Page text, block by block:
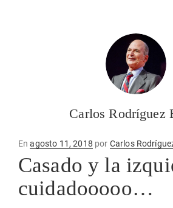
Carlos Rodríguez
EnPublicado
en
agosto 11, 2018 por Carlos
Casado y la
cuidadooooo…